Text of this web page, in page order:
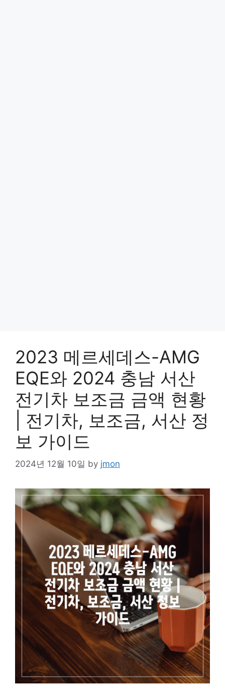
2023 메르세데스-AMG
EQE와 2024 충남 서산
전기차 보조금 금액 현황
| 전기차, 보조금, 서산 정
보 가이드
2024년 12월 10일 by jmon